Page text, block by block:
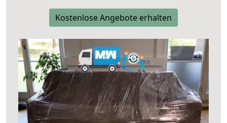
Kostenlose Angebote erhalten